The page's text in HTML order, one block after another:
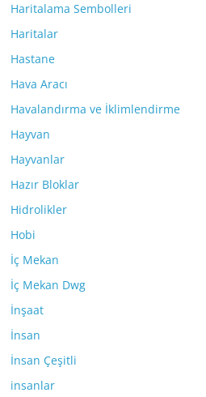
Haritalama Sembolleri
Haritalar
Hastane
Hava Aracı
Havalandırma ve İklimlendirme
Hayvan
Hayvanlar
Hazır Bloklar
Hidrolikler
Hobi
İç Mekan
İç Mekan Dwg
İnşaat
İnsan
İnsan Çeşitli
insanlar